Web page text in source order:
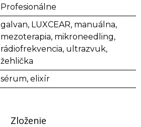
Profesionálne
galvan, LUXCEAR, manuálna,
mezoterapia, mikroneedling,
rádiofrekvencia, ultrazvuk,
žehlička
sérum, elixír
Zloženie